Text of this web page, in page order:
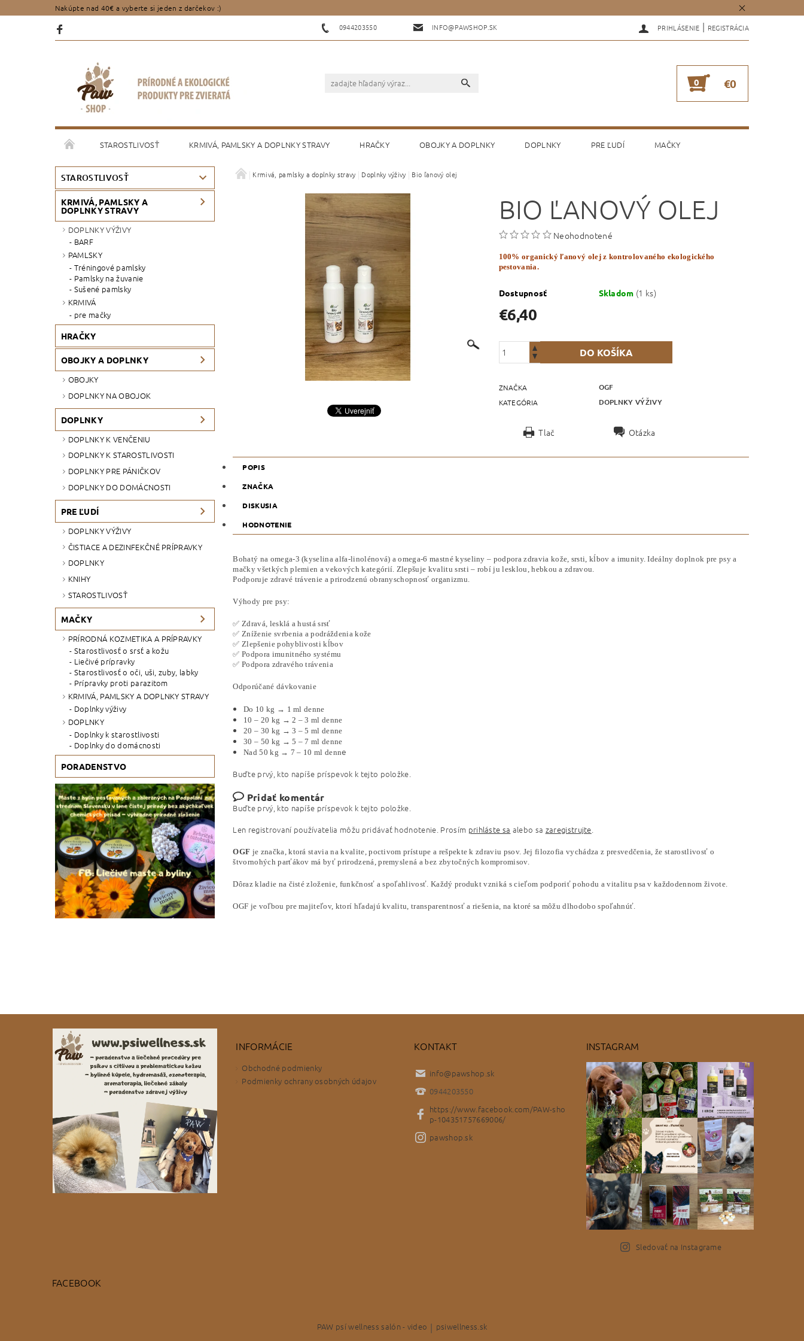
Nakúpte nad 40€ a vyberte si jeden z darčekov :)
0944203550 INFO@PAWSHOP.SK PRIHLÁSENIE | REGISTRÁCIA
0 €0
STAROSTLIVOSŤ KRMIVÁ, PAMLSKY A DOPLNKY STRAVY HRAČKY OBOJKY A DOPLNKY DOPLNKY PRE ĽUDÍ MAČKY
PORADENSTVO OBCHODNÉ PODMIENKY KONTAKTY HODNOTENIE OBCHODU
STAROSTLIVOSŤ
KRMIVÁ, PAMLSKY A
DOPLNKY STRAVY
DOPLNKY VÝŽIVY
BARF
PAMLSKY
Tréningové pamlsky
Pamlsky na žuvanie
Sušené pamlsky
KRMIVÁ
pre mačky
HRAČKY
OBOJKY A DOPLNKY
OBOJKY
DOPLNKY NA OBOJOK
DOPLNKY
DOPLNKY K VENČENIU
DOPLNKY K STAROSTLIVOSTI
DOPLNKY PRE PÁNIČKOV
DOPLNKY DO DOMÁCNOSTI
PRE ĽUDÍ
DOPLNKY VÝŽIVY
ČISTIACE A DEZINFEKČNÉ PRÍPRAVKY
DOPLNKY
KNIHY
STAROSTLIVOSŤ
MAČKY
PRÍRODNÁ KOZMETIKA A PRÍPRAVKY
Starostlivosť o srsť a kožu
Liečivé prípravky
Starostlivosť o oči, uši, zuby, labky
Prípravky proti parazitom
KRMIVÁ, PAMLSKY A DOPLNKY STRAVY
Doplnky výživy
DOPLNKY
Doplnky k starostlivosti
Doplnky do domácnosti
PORADENSTVO
Krmivá, pamlsky a doplnky stravy Doplnky výživy Bio ľanový olej
BIO ĽANOVÝ OLEJ
Neohodnotené
100% organický ľanový olej z kontrolovaného ekologického
pestovania.
Dostupnosť Skladom (1 ks)
€6,40
ZNAČKA OGF
KATEGÓRIA DOPLNKY VÝŽIVY
Tlač Otázka
POPIS
ZNAČKA
DISKUSIA
HODNOTENIE
Bohatý na omega-3 (kyselina alfa-linolénová) a omega-6 mastné kyseliny – podpora zdravia kože, srsti, kĺbov a imunity. Ideálny doplnok pre psy a
mačky všetkých plemien a vekových kategórií. Zlepšuje kvalitu srsti – robí ju lesklou, hebkou a zdravou.
Podporuje zdravé trávenie a prirodzenú obranyschopnosť organizmu.
Výhody pre psy:
✅ Zdravá, lesklá a hustá srsť
✅ Zníženie svrbenia a podráždenia kože
✅ Zlepšenie pohyblivosti kĺbov
✅ Podpora imunitného systému
✅ Podpora zdravého trávenia
Odporúčané dávkovanie
Do 10 kg → 1 ml denne
10 – 20 kg → 2 – 3 ml denne
20 – 30 kg → 3 – 5 ml denne
30 – 50 kg → 5 – 7 ml denne
Nad 50 kg → 7 – 10 ml denne
Buďte prvý, kto napíše príspevok k tejto položke.
Pridať komentár
Buďte prvý, kto napíše príspevok k tejto položke.
Len registrovaní používatelia môžu pridávať hodnotenie. Prosím prihláste sa alebo sa zaregistrujte
OGF je značka, ktorá stavia na kvalite, poctivom prístupe a rešpekte k zdraviu psov. Jej filozofia vychádza z presvedčenia, že starostlivosť o
štvornohých parťákov má byť prirodzená, premyslená a bez zbytočných kompromisov.
Dôraz kladie na čisté zloženie, funkčnosť a spoľahlivosť. Každý produkt vzniká s cieľom podporiť pohodu a vitalitu psa v každodennom živote.
OGF je voľbou pre majiteľov, ktorí hľadajú kvalitu, transparentnosť a riešenia, na ktoré sa môžu dlhodobo spoľahnúť.
INFORMÁCIE
Obchodné podmienky
Podmienky ochrany osobných údajov
KONTAKT
info@pawshop.sk
0944203550
https://www.facebook.com/PAW-sho
p-104351757669006/
pawshop.sk
INSTAGRAM
Sledovať na Instagrame
FACEBOOK
PAW psí wellness salón - video | psiwellness.sk